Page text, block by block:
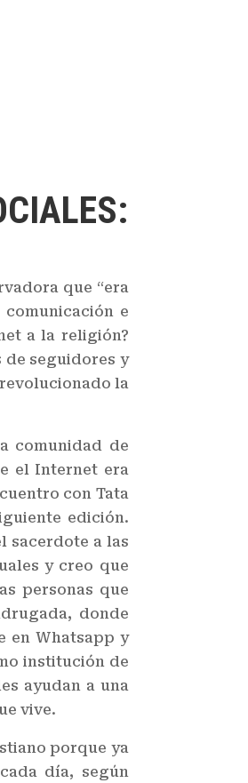
que “era
e
a la religión?
de seguidores y
la
comunidad de
el Internet era
con Tata
edición.
sacerdote a las
y creo que
personas que
donde
en Whatsapp y
institución de
ayudan a una
vive.
porque ya
día, según